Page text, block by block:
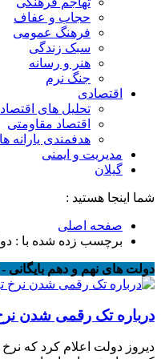
حجاب و عفاف
فرهنگ عمومی
سبک زندگی
هنر و رسانه
جنگ نرم
اقتصادی
تحلیل های
اقتصاد مقاومتی
هدفمندی یارانه ها
مدیریت و ایمنی
گیلان
شما اینجا هستید :
صفحه اصلی
برچسب زده شده با :
دولت های نهم و دهم
درباره تک رقمی شدن